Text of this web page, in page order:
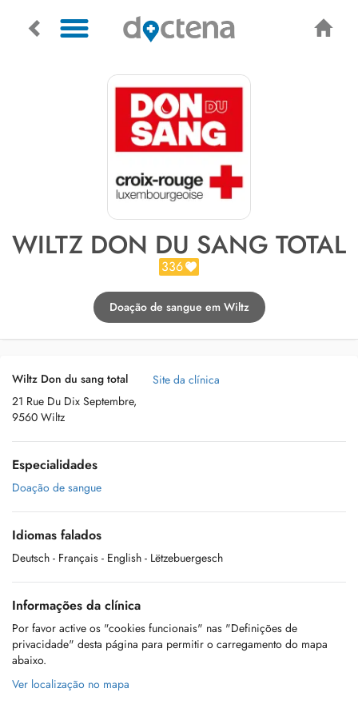
WILTZ DON DU SANG TOTAL
336
Doação de sangue em Wiltz
Wiltz Don du sang total
21 Rue Du Dix Septembre,
9560 Wiltz
Site da clínica
Especialidades
Doação de sangue
Idiomas falados
Deutsch - Français - English - Lëtzebuergesch
Informações da clínica
Por favor active os "cookies funcionais" nas "Definições de
privacidade" desta página para permitir o carregamento do mapa
abaixo.
Ver localização no mapa